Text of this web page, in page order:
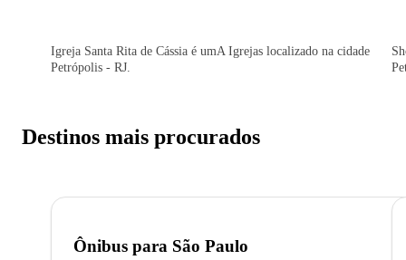
Igreja Santa Rita de Cássia é umA Igrejas localizado na cidade
Petrópolis - RJ.
Destinos mais procurados
Ônibus para São Paulo